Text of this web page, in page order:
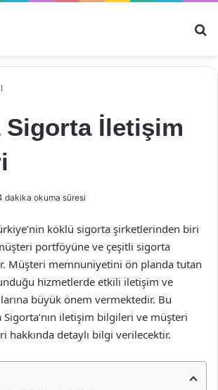
Sigorta İletişim
dakika okuma süresi
köklü sigorta şirketlerinden biri
portföyüne ve çeşitli sigorta
Müşteri memnuniyetini ön planda tutan
hizmetlerde etkili iletişim ve
büyük önem vermektedir. Bu
Sigorta’nın iletişim bilgileri ve müşteri
hakkında detaylı bilgi verilecektir.